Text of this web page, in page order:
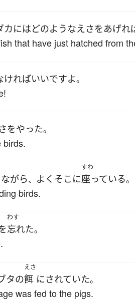
カにはどのようなえさをあげれ
that have just hatched from
ければいいですよ。
をやった。
birds.
ながら、 よく そこ に
すわ
座っている。
birds.
わす
忘れた。
タの
えさ
餌 にされていた。
was fed to the pigs.